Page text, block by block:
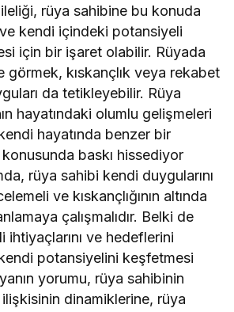
rüya sahibine bu konuda
kendi içindeki potansiyeli
için bir işaret olabilir. Rüyada
görmek, kıskançlık veya rekabet
da tetikleyebilir. Rüya
hayatındaki olumlu gelişmeleri
hayatında benzer bir
baskı hissediyor
rüya sahibi kendi duygularını
ve kıskançlığının altında
çalışmalıdır. Belki de
ihtiyaçlarını ve hedeflerini
potansiyelini keşfetmesi
yorumu, rüya sahibinin
dinamiklerine, rüya